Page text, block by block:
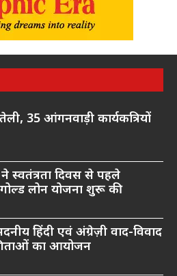
35 आंगनवाड़ी कार्यकत्रियों
दिवस से पहले
लोन योजना शुरू की
हिंदी एवं अंग्रेज़ी वाद-विवाद
का आयोजन